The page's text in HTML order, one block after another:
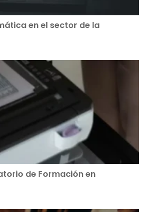
en el sector de la
de Formación en